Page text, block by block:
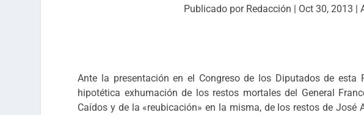
Publicado por Redacción | Oct 30, 2013 |
Ante la presentación en el Congreso de los Diputados de
hipotética exhumación de los restos mortales del General
Caídos y de la «reubicación» en la misma, de los restos de José